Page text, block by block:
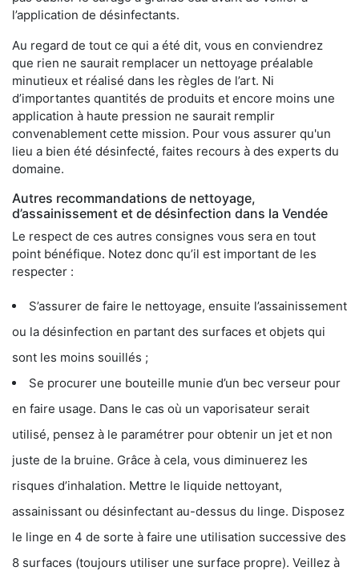
l’application de désinfectants.
Au regard de tout ce qui a été dit, vous en conviendrez
que rien ne saurait remplacer un nettoyage préalable
minutieux et réalisé dans les règles de l’art. Ni
d’importantes quantités de produits et encore moins une
application à haute pression ne saurait remplir
convenablement cette mission. Pour vous assurer qu'un
lieu a bien été désinfecté, faites recours à des experts du
domaine.
Autres recommandations de nettoyage,
d’assainissement et de désinfection dans la Vendée
Le respect de ces autres consignes vous sera en tout
point bénéfique. Notez donc qu’il est important de les
respecter :
S’assurer de faire le nettoyage, ensuite l’assainissement
ou la désinfection en partant des surfaces et objets qui
sont les moins souillés ;
Se procurer une bouteille munie d’un bec verseur pour
en faire usage. Dans le cas où un vaporisateur serait
utilisé, pensez à le paramétrer pour obtenir un jet et non
juste de la bruine. Grâce à cela, vous diminuerez les
risques d’inhalation. Mettre le liquide nettoyant,
assainissant ou désinfectant au-dessus du linge. Disposez
le linge en 4 de sorte à faire une utilisation successive des
8 surfaces (toujours utiliser une surface propre). Veillez à